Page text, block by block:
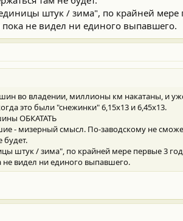
штук / зима", по крайней мере
не видел ни единого выпавшего.
во владении, миллионы км накатаны, и
это были "снежинки" 6,15х13 и 6,45х13.
ОБКАТАТЬ
- мизерный смысл. По-заводскому не
будет.
штук / зима", по крайней мере первые 3
не видел ни единого выпавшего.